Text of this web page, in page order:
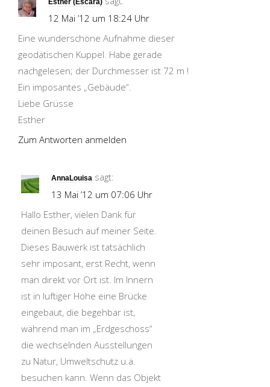
Esther (Escara)
12 Mai ’12 um 18:24 Uhr
Eine wunderschöne Aufnahme dieser
geodätischen Kuppel. Habe gerade
nachgelesen; der Durchmesser ist 72 m !
Ein imposantes „Gebäude“.
Liebe Grüsse
Esther
Zum Antworten anmelden
AnnaLouisa sagt:
13 Mai ’12 um 07:06 Uhr
Hallo Esther, vielen Dank für
deinen Besuch auf meiner Seite.
Dieses Bauwerk ist tatsächlich
sehr imposant, erst Recht, wenn
man direkt vor Ort ist. Im Innern
ist in luftiger Höhe eine Brücke
eingebaut, die begehbar ist,
während man im „Erdgeschoss“
die wechselnden Ausstellungen
zu Natur, Umweltschutz u.ä.
besuchen kann. Wenn das Objekt